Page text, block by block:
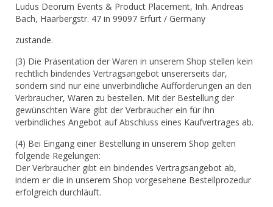
Ludus Deorum Events & Product Placement, Inh. Andreas
Bach, Haarbergstr. 47 in 99097 Erfurt / Germany
zustande.
(3) Die Präsentation der Waren in unserem Shop stellen kein
rechtlich bindendes Vertragsangebot unsererseits dar,
sondern sind nur eine unverbindliche Aufforderungen an den
Verbraucher, Waren zu bestellen. Mit der Bestellung der
gewünschten Ware gibt der Verbraucher ein für ihn
verbindliches Angebot auf Abschluss eines Kaufvertrages ab.
(4) Bei Eingang einer Bestellung in unserem Shop gelten
folgende Regelungen:
Der Verbraucher gibt ein bindendes Vertragsangebot ab,
indem er die in unserem Shop vorgesehene Bestellprozedur
erfolgreich durchläuft.